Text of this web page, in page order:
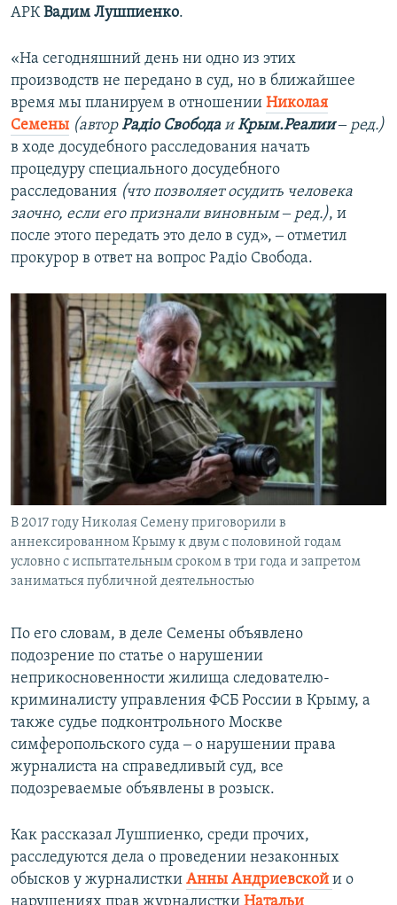
АРКВадим Лушпиенко.
«На сегодняшний день ни одно из этих
производств не передано в суд, но в ближайшее
время мы планируем в отношении Николая
Семены (авторРадіо СвободаиКрым.Реалии‒ ред.)
в ходе досудебного расследования начать
процедуру специального досудебного
расследования (что позволяет осудить человека
заочно, если его признали виновным ‒ ред.), и
после этого передать это дело в суд», ‒ отметил
прокурор в ответ на вопрос Радіо Свобода.
В 2017 году Николая Семену приговорили в
аннексированном Крыму к двум с половиной годам
условно с испытательным сроком в три года и запретом
заниматься публичной деятельностью
По его словам, в деле Семены объявлено
подозрение по статье о нарушении
неприкосновенности жилища следователю-
криминалисту управления ФСБ России в Крыму, а
также судье подконтрольного Москве
симферопольского суда ‒ о нарушении права
журналиста на справедливый суд, все
подозреваемые объявлены в розыск.
Как рассказал Лушпиенко, среди прочих,
расследуются дела о проведении незаконных
обысков у журналистки Анны Андриевской и о
нарушениях прав журналистки Натальи